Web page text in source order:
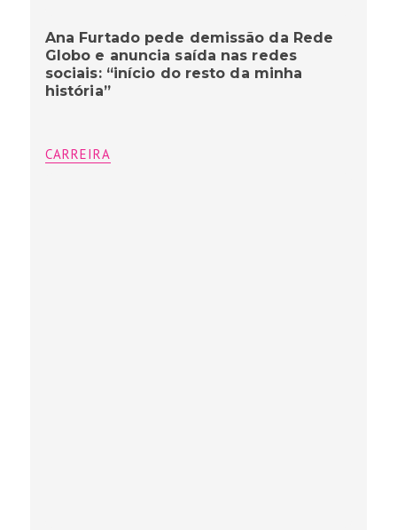
Ana Furtado pede demissão da Rede
Globo e anuncia saída nas redes
sociais: “início do resto da minha
história”
CARREIRA